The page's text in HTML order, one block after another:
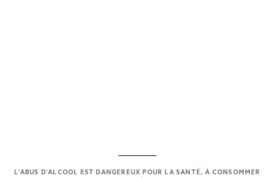
L’ABUS D’ALCOOL EST DANGEREUX POUR LA SANTÉ, À CONSOMMER